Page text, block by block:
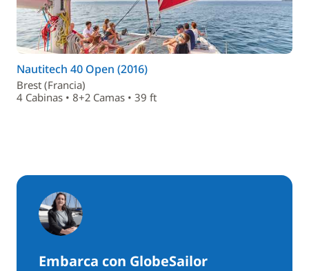
Nautitech 40 Open (2016)
Brest (Francia)
4 Cabinas • 8+2 Camas • 39 ft
Embarca con GlobeSailor